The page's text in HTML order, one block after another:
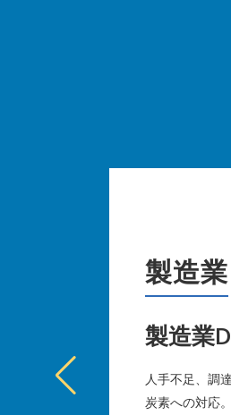
製造業
製造業
人手不足、調
炭素への対応